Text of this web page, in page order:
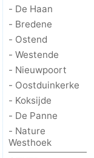
- De Haan
- Bredene
- Ostend
- Westende
- Nieuwpoort
- Oostduinkerke
- Koksijde
- De Panne
- Nature
Westhoek